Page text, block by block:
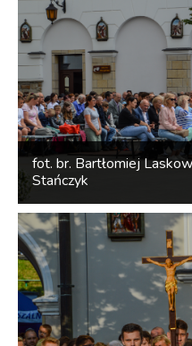
fot. br. Bartłomiej
Stańczyk